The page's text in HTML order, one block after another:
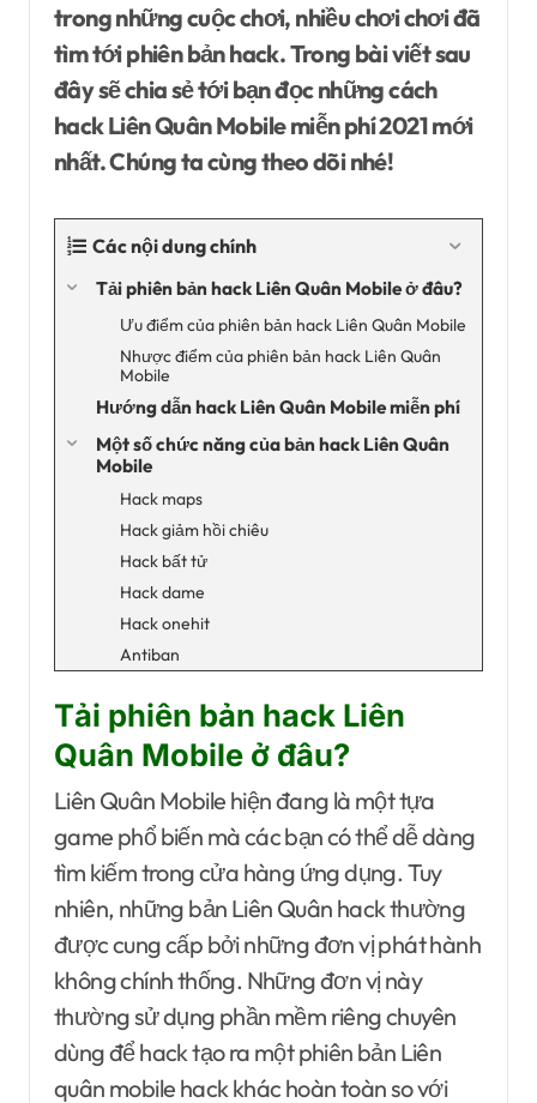
trong những cuộc chơi, nhiều chơi chơi đã
tìm tới phiên bản hack. Trong bài viết sau
đây sẽ chia sẻ tới bạn đọc những cách
hack Liên Quân Mobile miễn phí 2021 mới
nhất. Chúng ta cùng theo dõi nhé!
Các nội dung chính
Tải phiên bản hack Liên Quân Mobile ở đâu?
Ưu điểm của phiên bản hack Liên Quân Mobile
Nhược điểm của phiên bản hack Liên Quân
Mobile
Hướng dẫn hack Liên Quân Mobile miễn phí
Một số chức năng của bản hack Liên Quân
Mobile
Hack maps
Hack giảm hồi chiêu
Hack bất tử
Hack dame
Hack onehit
Antiban
Tải phiên bản hack Liên
Quân Mobile ở đâu?
Liên Quân Mobile hiện đang là một tựa
game phổ biến mà các bạn có thể dễ dàng
tìm kiếm trong cửa hàng ứng dụng. Tuy
nhiên, những bản Liên Quân hack thường
được cung cấp bởi những đơn vị phát hành
không chính thống. Những đơn vị này
thường sử dụng phần mềm riêng chuyên
dùng để hack tạo ra một phiên bản Liên
quân mobile hack khác hoàn toàn so với